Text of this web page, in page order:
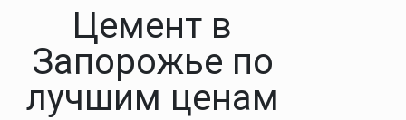
Цемент в
Запорожье по
лучшим ценам